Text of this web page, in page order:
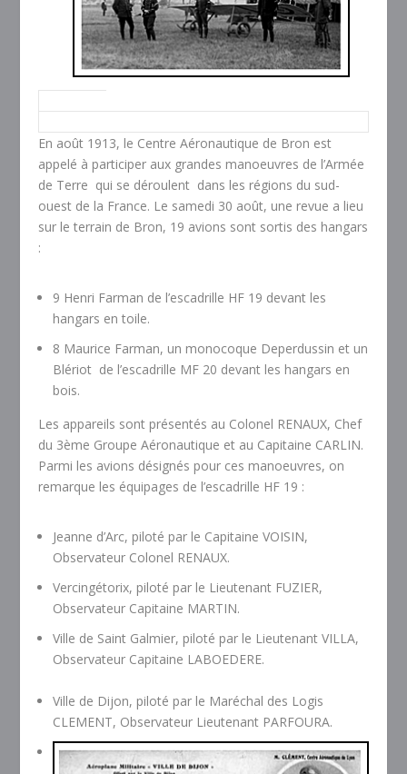
En août 1913, le Centre Aéronautique de Bron est
appelé à participer aux grandes manoeuvres de l’Armée
de Terre qui se déroulent dans les régions du sud-
ouest de la France. Le samedi 30 août, une revue a lieu
sur le terrain de Bron, 19 avions sont sortis des hangars
:
9 Henri Farman de l’escadrille HF 19 devant les
hangars en toile.
8 Maurice Farman, un monocoque Deperdussin et un
Blériot de l’escadrille MF 20 devant les hangars en
bois.
Les appareils sont présentés au Colonel RENAUX, Chef
du 3ème Groupe Aéronautique et au Capitaine CARLIN.
Parmi les avions désignés pour ces manoeuvres, on
remarque les équipages de l’escadrille HF 19 :
Jeanne d’Arc, piloté par le Capitaine VOISIN,
Observateur Colonel RENAUX.
Vercingétorix, piloté par le Lieutenant FUZIER,
Observateur Capitaine MARTIN.
Ville de Saint Galmier, piloté par le Lieutenant VILLA,
Observateur Capitaine LABOEDERE.
Ville de Dijon, piloté par le Maréchal des Logis
CLEMENT, Observateur Lieutenant PARFOURA.